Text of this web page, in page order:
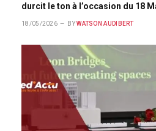
durcit le ton à l’occasion du 18
18/05/2026 BY WATSON AUDIBERT